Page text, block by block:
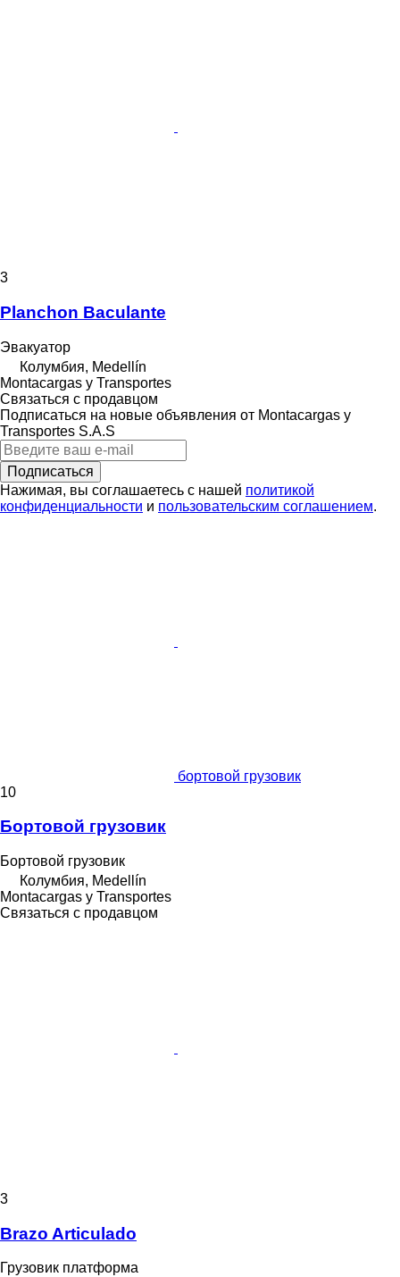
3
Planchon Baculante
Эвакуатор
Колумбия, Medellín
Montacargas y Transportes
Связаться с продавцом
Подписаться на новые объявления от Montacargas y
Transportes S.A.S
Подписаться
Нажимая, вы соглашаетесь с нашей политикой
конфиденциальности и пользовательским соглашением.
бортовой грузовик
10
Бортовой грузовик
Бортовой грузовик
Колумбия, Medellín
Montacargas y Transportes
Связаться с продавцом
3
Brazo Articulado
Грузовик платформа